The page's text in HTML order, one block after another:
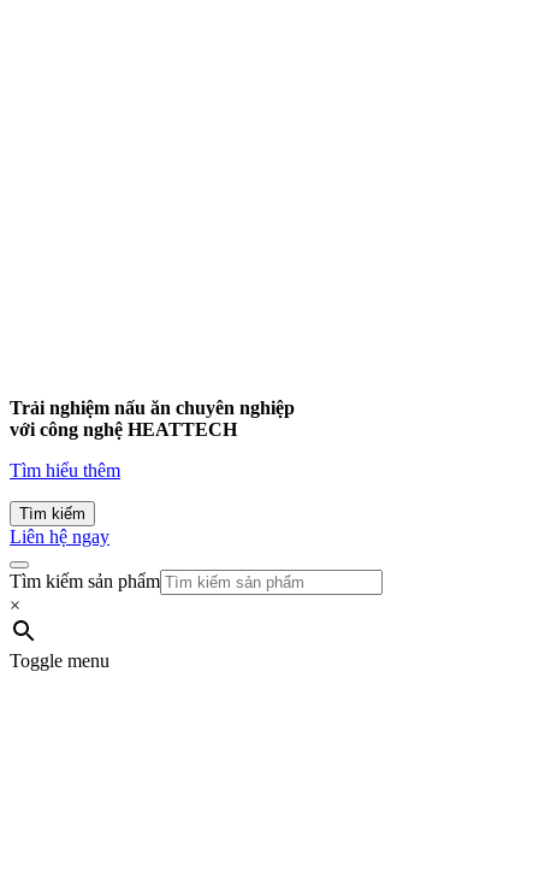
Trải nghiệm nấu ăn chuyên nghiệp
với công nghệ HEATTECH
Tìm hiểu thêm
Tìm kiếm
Liên hệ ngay
Tìm kiếm sản phẩm
×
Toggle menu